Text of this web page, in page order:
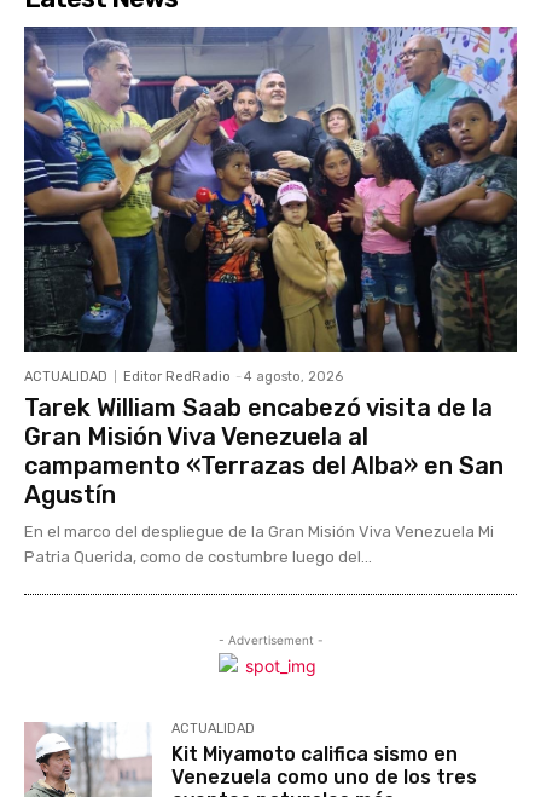
ACTUALIDAD Editor RedRadio - 4 agosto, 2026
Tarek William Saab encabezó visita de la
Gran Misión Viva Venezuela al
campamento «Terrazas del Alba» en San
Agustín
En el marco del despliegue de la Gran Misión Viva Venezuela Mi
Patria Querida, como de costumbre luego del...
- Advertisement -
ACTUALIDAD
Kit Miyamoto califica sismo en
Venezuela como uno de los tres